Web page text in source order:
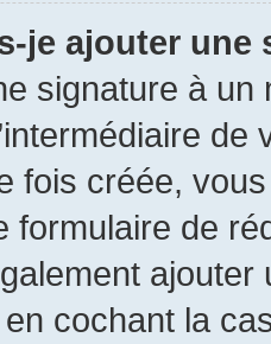
je ajouter une
signature à un
fois créée,
formulaire de
cochant la